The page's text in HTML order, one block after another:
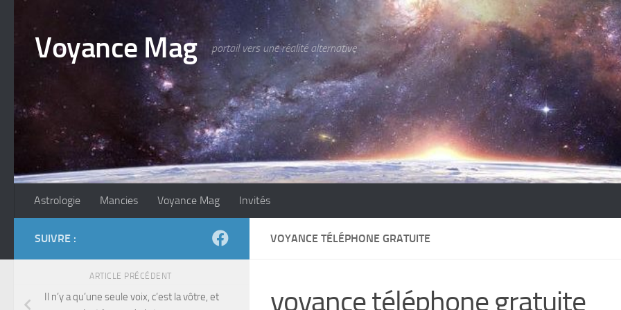
Voyance Mag portail vers une réalité alternative
Astrologie Mancies Voyance Mag Invités
VOYANCE TÉLÉPHONE GRATUITE
voyance téléphone gratuite
SUIVRE :
ARTICLE PRÉCÉDENT
Il n’y a qu’une seule voix, c’est la vôtre, et